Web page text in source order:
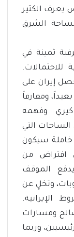
الكثير
الشرق
ثمينة في
للاحتمالات.
إيران على
ومفارقاً
وفهمه
الساحات التي
خاملة سيكون
افتراض من
الموقف
وتخلٍ عن
الإيرانية.
ومسارات
وربما